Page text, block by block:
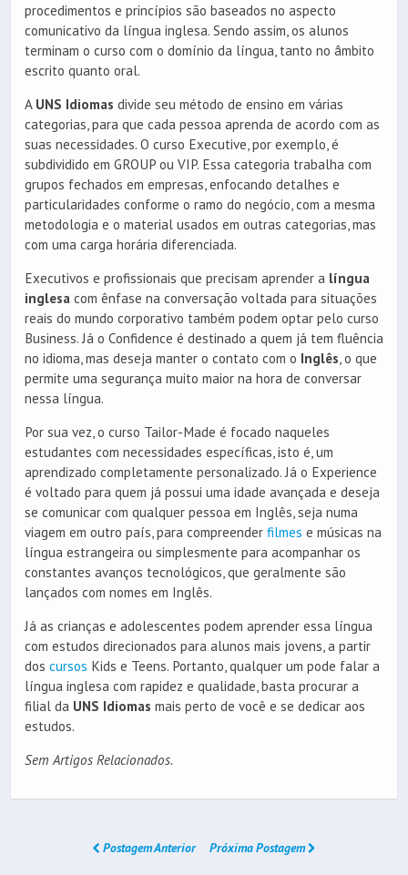
procedimentos e princípios são baseados no aspecto
comunicativo da língua inglesa. Sendo assim, os alunos
terminam o curso com o domínio da língua, tanto no âmbito
escrito quanto oral.
A UNS Idiomas divide seu método de ensino em várias
categorias, para que cada pessoa aprenda de acordo com as
suas necessidades. O curso Executive, por exemplo, é
subdividido em GROUP ou VIP. Essa categoria trabalha com
grupos fechados em empresas, enfocando detalhes e
particularidades conforme o ramo do negócio, com a mesma
metodologia e o material usados em outras categorias, mas
com uma carga horária diferenciada.
Executivos e profissionais que precisam aprender a língua
inglesa com ênfase na conversação voltada para situações
reais do mundo corporativo também podem optar pelo curso
Business. Já o Confidence é destinado a quem já tem fluência
no idioma, mas deseja manter o contato com o Inglês, o que
permite uma segurança muito maior na hora de conversar
nessa língua.
Por sua vez, o curso Tailor-Made é focado naqueles
estudantes com necessidades específicas, isto é, um
aprendizado completamente personalizado. Já o Experience
é voltado para quem já possui uma idade avançada e deseja
se comunicar com qualquer pessoa em Inglês, seja numa
viagem em outro país, para compreender filmes e músicas na
língua estrangeira ou simplesmente para acompanhar os
constantes avanços tecnológicos, que geralmente são
lançados com nomes em Inglês.
Já as crianças e adolescentes podem aprender essa língua
com estudos direcionados para alunos mais jovens, a partir
dos cursos Kids e Teens. Portanto, qualquer um pode falar a
língua inglesa com rapidez e qualidade, basta procurar a
filial da UNS Idiomas mais perto de você e se dedicar aos
estudos.
Sem Artigos Relacionados.
Postagem Anterior Próxima Postagem